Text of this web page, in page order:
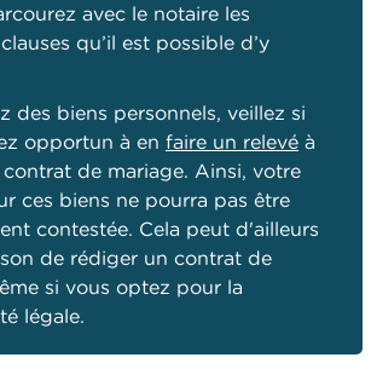
avec le notaire les
qu’il est possible d’y
des biens personnels, veillez si
opportun à en faire un relevé à
de mariage. Ainsi, votre
ces biens ne pourra pas être
contestée. Cela peut d'ailleurs
de rédiger un contrat de
si vous optez pour la
légale.